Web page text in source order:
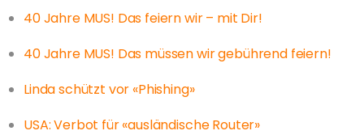
40 Jahre MUS! Das feiern wir – mit Dir!
40 Jahre MUS! Das müssen wir gebührend feiern!
Linda schützt vor «Phishing»
USA: Verbot für «ausländische Router»